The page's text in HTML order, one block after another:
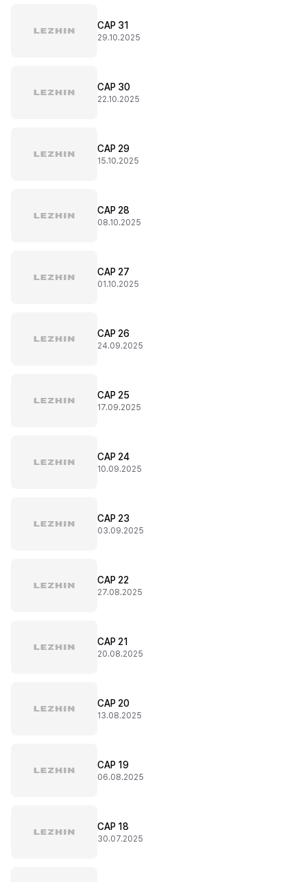
CAP 31
29.10.2025
CAP 30
22.10.2025
CAP 29
15.10.2025
CAP 28
08.10.2025
CAP 27
01.10.2025
CAP 26
24.09.2025
CAP 25
17.09.2025
CAP 24
10.09.2025
CAP 23
03.09.2025
CAP 22
27.08.2025
CAP 21
20.08.2025
CAP 20
13.08.2025
CAP 19
06.08.2025
CAP 18
30.07.2025